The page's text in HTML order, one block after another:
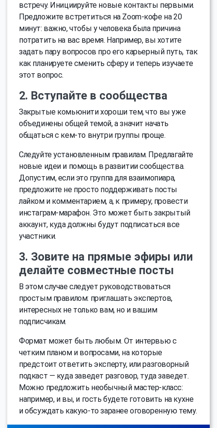
встречу. Инициируйте новые контакты первыми.
Предложите встретиться на Zoom-кофе на 20
минут: важно, чтобы у человека была причина
потратить на вас время. Например, вы хотите
задать пару вопросов про его карьерный путь, так
как планируете сменить сферу и теперь изучаете
этот вопрос.
2. Вступайте в сообщества
Закрытые комьюнити хороши тем, что вы уже
объединены общей темой, а значит начать
общаться с кем-то внутри группы проще.
Следуйте установленным правилам. Предлагайте
новые идеи и помощь в развитии сообщества.
Допустим, если это группа для взаимопиара,
предложите не просто поддерживать посты
лайком и комментарием, а, к примеру, провести
инстаграм-марафон. Это может быть закрытый
аккаунт, куда должны будут подписаться все
участники.
3. Зовите на прямые эфиры или
делайте совместные посты
В этом случае следует руководствоваться
простым правилом: приглашать экспертов,
интересных не только вам, но и вашим
подписчикам.
Формат может быть любым. От интервью с
четким планом и вопросами, на которые
предстоит ответить эксперту, или разговорный
подкаст — куда заведет разговор, туда заведет.
Можно предложить необычный мастер-класс:
например, и вы, и гость будете готовить на кухне
и обсуждать какую-то заранее оговоренную тему.